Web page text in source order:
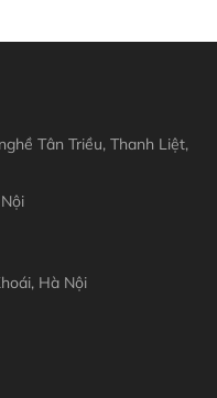
Tân Triều, Thanh Liệt,
Hà Nội